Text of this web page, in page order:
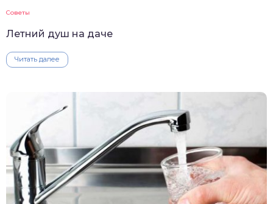
Советы
Летний душ на даче
Читать далее